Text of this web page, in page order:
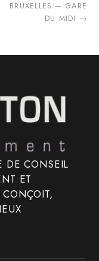
BRUXELLES — GARE
DU MIDI →
DE CONSEIL
ET